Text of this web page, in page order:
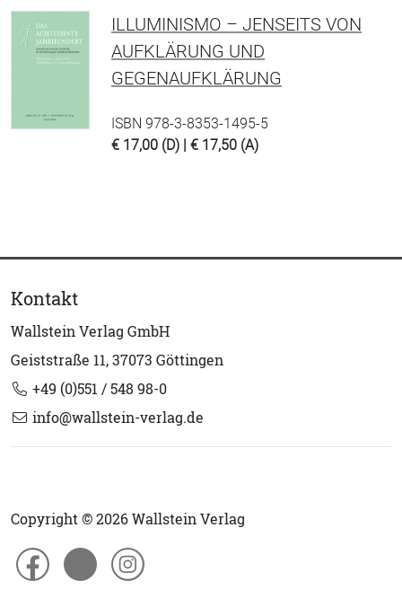
ILLUMINISMO – JENSEITS VON
AUFKLÄRUNG UND
GEGENAUFKLÄRUNG
ISBN 978-3-8353-1495-5
€ 17,00 (D) | € 17,50 (A)
Kontakt
Wallstein Verlag GmbH
Geiststraße 11, 37073 Göttingen
+49 (0)551 / 548 98-0
info@wallstein-verlag.de
Copyright © 2026 Wallstein Verlag